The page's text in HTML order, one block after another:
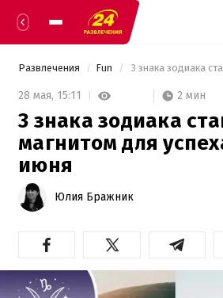
Развлечения Fun
28 мая, 15:11 2 мин
3 знака зодиака
магнитом для
июня
Юлия Бражник